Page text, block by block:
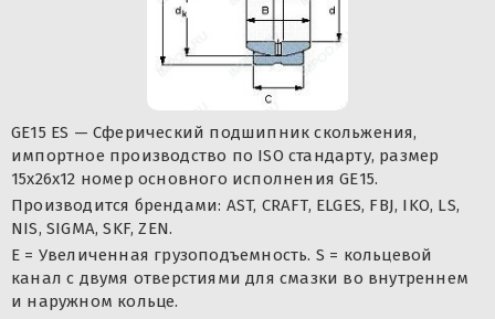
GE15 ES — Сферический подшипник скольжения,
импортное производство по ISO стандарту, размер
15x26x12 номер основного исполнения GE15.
Производится брендами: AST, CRAFT, ELGES, FBJ, IKO, LS,
NIS, SIGMA, SKF, ZEN.
E = Увеличенная грузоподъемность. S = кольцевой
канал с двумя отверстиями для смазки во внутреннем
и наружном кольце.